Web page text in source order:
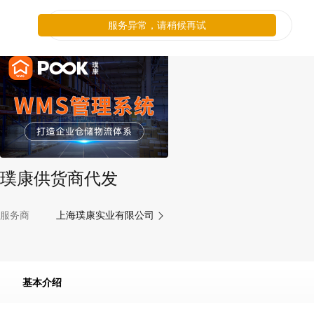
璞康供货商代发
服务商 上海璞康实业有限公司
基本介绍
服务异常，请稍候再试